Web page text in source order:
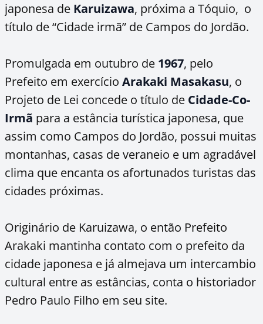
japonesa de Karuizawa, próxima a Tóquio, o
título de “Cidade irmã” de Campos do Jordão.
Promulgada em outubro de 1967, pelo
Prefeito em exercício Arakaki Masakasu, o
Projeto de Lei concede o título de Cidade-Co-
Irmã para a estância turística japonesa, que
assim como Campos do Jordão, possui muitas
montanhas, casas de veraneio e um agradável
clima que encanta os afortunados turistas das
cidades próximas.
Originário de Karuizawa, o então Prefeito
Arakaki mantinha contato com o prefeito da
cidade japonesa e já almejava um intercambio
cultural entre as estâncias, conta o historiador
Pedro Paulo Filho em seu site.